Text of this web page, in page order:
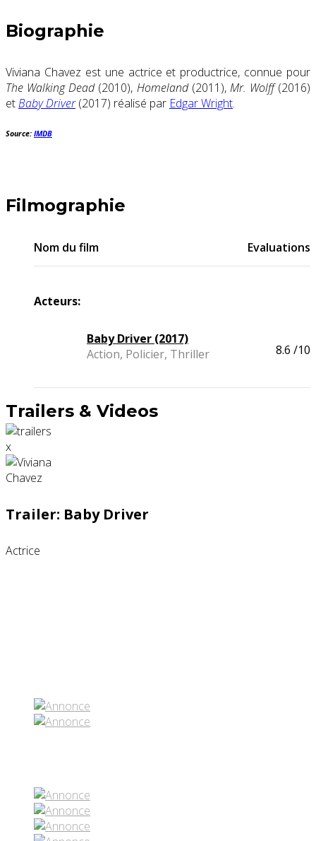
Biographie
Viviana Chavez est une actrice et productrice, connue pour
The Walking Dead(2010), Homeland(2011), Mr. Wolff(2016)
etBaby Driver(2017) réalisé par Edgar Wright.
Source: IMDB
Filmographie
Nom du film Evaluations
Acteurs:
Baby Driver (2017)
Action, Policier, Thriller
8.6 /10
Trailers & Videos
x
Trailer: Baby Driver
Actrice